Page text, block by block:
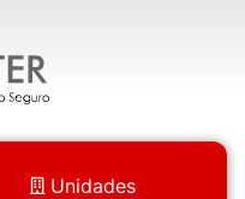
Unidades